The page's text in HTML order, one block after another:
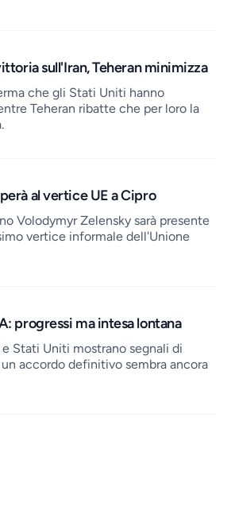
sull'Iran, Teheran minimizza
che gli Stati Uniti hanno
Teheran ribatte che per loro la
al vertice UE a Cipro
Volodymyr Zelensky sarà presente
vertice informale dell'Unione
progressi ma intesa lontana
Stati Uniti mostrano segnali di
accordo definitivo sembra ancora